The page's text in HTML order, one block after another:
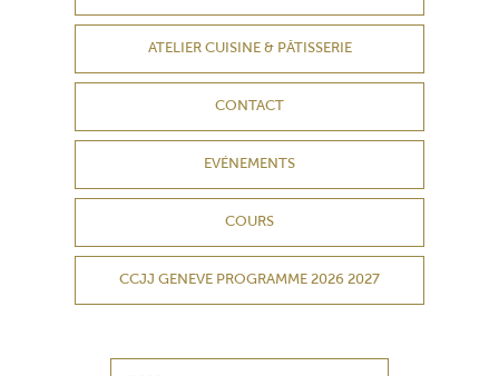
ATELIER CUISINE & PÂTISSERIE
CONTACT
EVÉNEMENTS
COURS
CCJJ GENEVE PROGRAMME 2026 2027